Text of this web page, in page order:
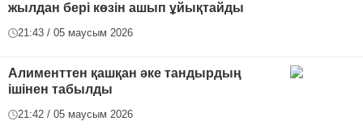
жылдан бері көзін ашып ұйықтайды
21:43 / 05 маусым 2026
Алименттен қашқан әке тандырдың
ішінен табылды
21:42 / 05 маусым 2026